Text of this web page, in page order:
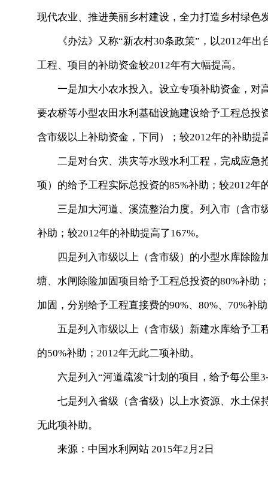
现代农业、推进美丽乡村建设，全力打造乡村绿色
《办法》又称“新农村30条政策”，以2012年出
工程、项目的补助资金较2012年有大幅提高。
一是加大小农水投入。设立专项补助资金，对
要农桥等小型农田水利基础设施建设给予工程总投
含市级以上补助资金，下同）；较2012年的补助提
二是对台灾、洪灾等水毁水利工程，完成应急
项）的给予工程实际总投资的85%补助；较2012年
三是加大河道、溪流整治力度。列入市（含市
补助；较2012年的补助提高了167%。
四是列入市级以上（含市级）的小型水库除险
塘、水闸除险加固项目给予工程总投资的80%补助
加固，分别给予工程直接费的90%、80%、70%补
五是列入市级以上（含市级）新建水库给予工
的50%补助；2012年无此二项补助。
六是列入“河道疏浚”计划的项目，给予每公里
七是列入省级（含省级）以上水资源、水土保
无此项补助。
来源：中国水利网站 2015年2月2日